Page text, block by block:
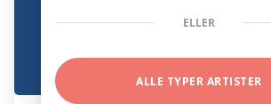
ELLER
ALLE TYPER ARTISTER